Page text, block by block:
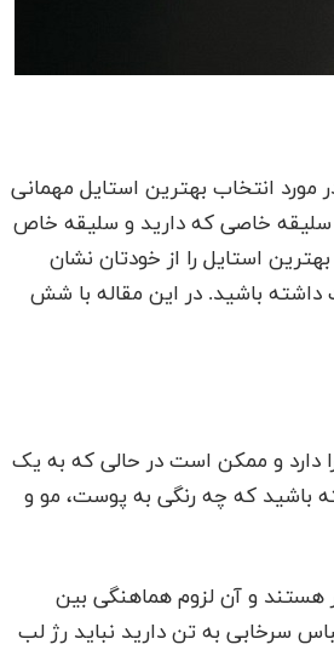
انتخاب بهترین استایل مهمانی
خاصی که دارید و سلیقه خاص
استایل را از خودتان نشان
داشته باشید. در این مقاله با شش
دارد و ممکن است در حالی که به یک
باشید که چه رنگی به پوست، مو و
هستند و آن لزوم هماهنگی بین
سرخابی به تن دارید نباید رژ لب